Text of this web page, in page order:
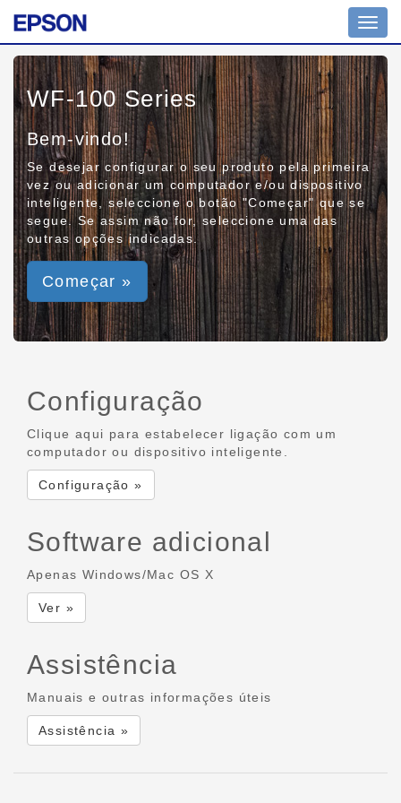
WF-100 Series
Bem-vindo!
Se desejar configurar o seu produto pela primeira
vez ou adicionar um computador e/ou dispositivo
inteligente, seleccione o botão "Começar" que se
segue. Se assim não for, seleccione uma das
outras opções indicadas.
Começar »
Configuração
Clique aqui para estabelecer ligação com um
computador ou dispositivo inteligente.
Configuração »
Software adicional
Apenas Windows/Mac OS X
Ver »
Assistência
Manuais e outras informações úteis
Assistência »